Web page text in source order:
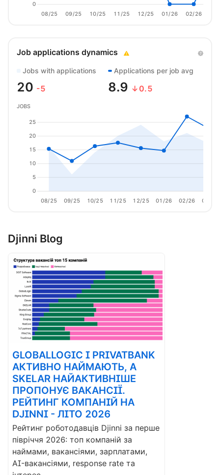
08/25 09/25 10/25 11/25 12/25 01/26 02/26
0
Job applications dynamics
Jobs with applications
20 -5
Applications per job avg
8.9 ↓0.5
08/25 09/25 10/25 11/25 12/25 01/26 02/26 03/26
0
5
10
15
20
25
JOBS
Djinni Blog
GLOBALLOGIC І PRIVATBANK
АКТИВНО НАЙМАЮТЬ, А
SKELAR НАЙАКТИВНІШЕ
ПРОПОНУЄ ВАКАНСІЇ.
РЕЙТИНГ КОМПАНІЙ НА
DJINNI - ЛІТО 2026
Рейтинг роботодавців Djinni за перше
півріччя 2026: топ компаній за
наймами, вакансіями, зарплатами,
AI-вакансіями, response rate та